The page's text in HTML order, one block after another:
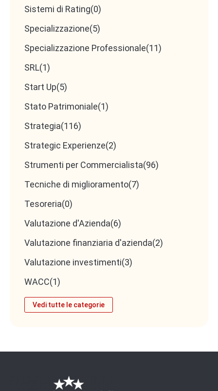
Ambiente di lavoro stimolante e collaborativo
Formazione continua, anche su competenze
extra-contabili
maggiore responsabilità
Inquadramento commisurato all’esperienza e
alle competenze
presentazione a[email dello Studio]
nell’oggetto“Candidatura Collaboratore 2025”
Come diventare uno
Specialista in
Finanziamenti
d’Impresa
possono mancare ad un Commercialista che si
necessità di liquidità dei clienti.
Sistemi di Rating(0)
Specializzazione(5)
Specializzazione Professionale(11)
SRL(1)
Start Up(5)
Stato Patrimoniale(1)
Strategia(116)
Strategic Experienze(2)
Strumenti per Commercialista(96)
Tecniche di miglioramento(7)
Tesoreria(0)
Valutazione d'Azienda(6)
Valutazione finanziaria d'azienda(2)
Valutazione investimenti(3)
WACC(1)
Vedi tutte le categorie